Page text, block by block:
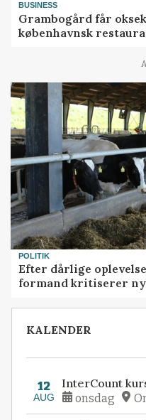
BUSINESS
Grambogård får
københavnsk
POLITIK
Efter dårlige
formand kritiserer
KALENDER
12
AUG
InterCount
onsdag